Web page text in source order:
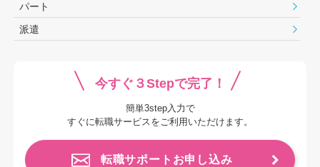
パート
派遣
今すぐ３Stepで完了！
簡単3step入力で
すぐに転職サービスをご利用いただけます。
転職サポートお申し込み